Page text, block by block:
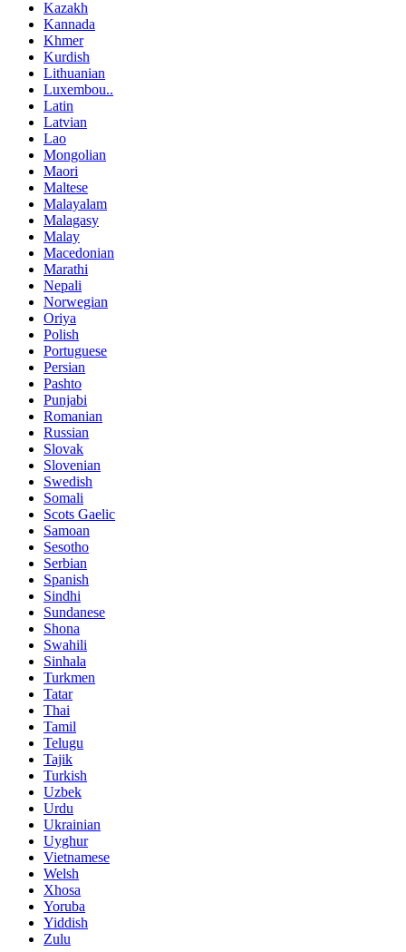
Kazakh
Kannada
Khmer
Kurdish
Lithuanian
Luxembou..
Latin
Latvian
Lao
Mongolian
Maori
Maltese
Malayalam
Malagasy
Malay
Macedonian
Marathi
Nepali
Norwegian
Oriya
Polish
Portuguese
Persian
Pashto
Punjabi
Romanian
Russian
Slovak
Slovenian
Swedish
Somali
Scots Gaelic
Samoan
Sesotho
Serbian
Spanish
Sindhi
Sundanese
Shona
Swahili
Sinhala
Turkmen
Tatar
Thai
Tamil
Telugu
Tajik
Turkish
Uzbek
Urdu
Ukrainian
Uyghur
Vietnamese
Welsh
Xhosa
Yoruba
Yiddish
Zulu